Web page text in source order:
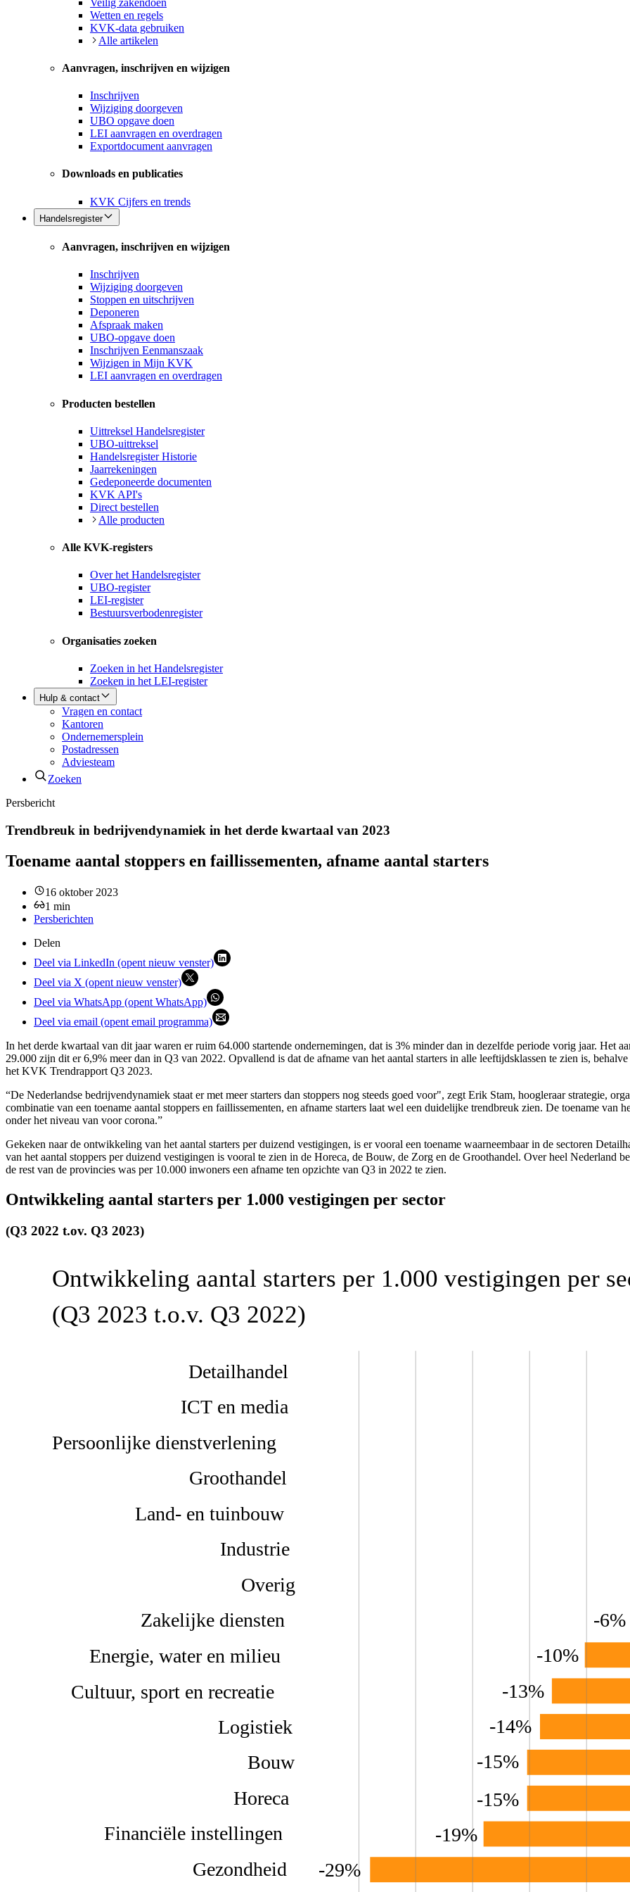
Wetten en regels
KVK-data gebruiken
Alle artikelen
Aanvragen, inschrijven en wijzigen
Inschrijven
Wijziging doorgeven
UBO opgave doen
LEI aanvragen en overdragen
Exportdocument aanvragen
Downloads en publicaties
KVK Cijfers en trends
Handelsregister
Aanvragen, inschrijven en wijzigen
Inschrijven
Wijziging doorgeven
Stoppen en uitschrijven
Deponeren
Afspraak maken
UBO-opgave doen
Inschrijven Eenmanszaak
Wijzigen in Mijn KVK
LEI aanvragen en overdragen
Producten bestellen
Uittreksel Handelsregister
UBO-uittreksel
Handelsregister Historie
Jaarrekeningen
Gedeponeerde documenten
KVK API's
Direct bestellen
Alle producten
Alle KVK-registers
Over het Handelsregister
UBO-register
LEI-register
Bestuursverbodenregister
Organisaties zoeken
Zoeken in het Handelsregister
Zoeken in het LEI-register
Hulp & contact
Vragen en contact
Kantoren
Ondernemersplein
Postadressen
Adviesteam
Zoeken
Persbericht
Trendbreuk in bedrijvendynamiek in het derde kwartaal van 2023
Toename aantal stoppers en faillissementen, afname aantal starters
16 oktober 2023
1 min
Persberichten
Delen
Deel via LinkedIn (opent nieuw venster)
Deel via X (opent nieuw venster)
Deel via WhatsApp (opent WhatsApp)
Deel via email (opent email programma)
In het derde kwartaal van dit jaar waren er ruim 64.000 startende ondernemingen, dat is 3% minder dan in dezelfde periode vorig jaar. Het
29.000 zijn dit er 6,9% meer dan in Q3 van 2022. Opvallend is dat de afname van het aantal starters in alle leeftijdsklassen te zien is,
het KVK Trendrapport Q3 2023.
“De Nederlandse bedrijvendynamiek staat er met meer starters dan stoppers nog steeds goed voor", zegt Erik Stam, hoogleraar strategie,
combinatie van een toename aantal stoppers en faillissementen, en afname starters laat wel een duidelijke trendbreuk zien. De toename van
onder het niveau van voor corona.”
Gekeken naar de ontwikkeling van het aantal starters per duizend vestigingen, is er vooral een toename waarneembaar in de sectoren
van het aantal stoppers per duizend vestigingen is vooral te zien in de Horeca, de Bouw, de Zorg en de Groothandel. Over heel Nederland
de rest van de provincies was per 10.000 inwoners een afname ten opzichte van Q3 in 2022 te zien.
Ontwikkeling aantal starters per 1.000 vestigingen per sector
(Q3 2022 t.ov. Q3 2023)